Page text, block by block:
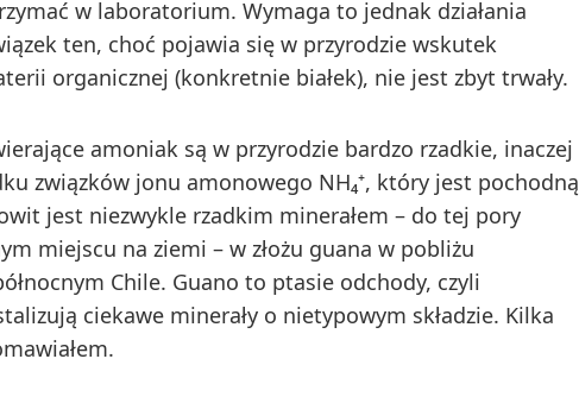
w laboratorium. Wymaga to jednak działania
ten, choć pojawia się w przyrodzie wskutek
organicznej (konkretnie białek), nie jest zbyt trwały.
amoniak są w przyrodzie bardzo rzadkie, inaczej
związków jonu amonowego NH₄⁺, który jest pochodną
jest niezwykle rzadkim minerałem – do tej pory
miejscu na ziemi – w złożu guana w pobliżu
Chile. Guano to ptasie odchody, czyli
ciekawe minerały o nietypowym składzie. Kilka